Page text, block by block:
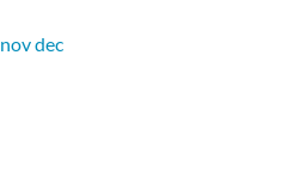
novdec